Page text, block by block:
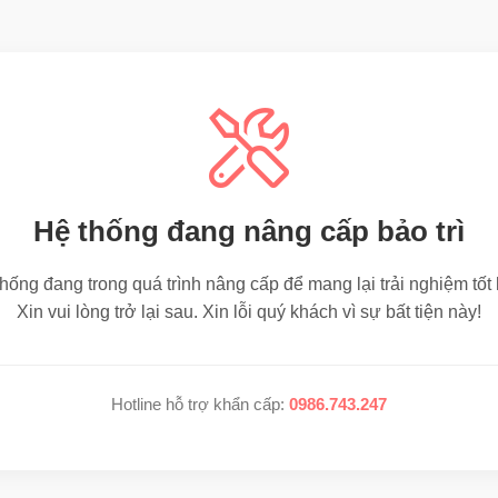
Hệ thống đang nâng cấp bảo trì
đang trong quá trình nâng cấp để mang lại trải nghiệm tốt
Xin vui lòng trở lại sau. Xin lỗi quý khách vì sự bất tiện này!
Hotline hỗ trợ khẩn cấp: 0986.743.247